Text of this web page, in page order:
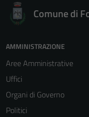
Comune di
AMMINISTRAZIONE
Aree Amministrative
Uffici
Organi di Governo
Politici